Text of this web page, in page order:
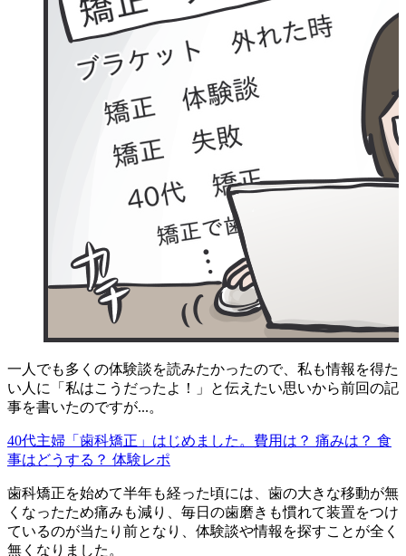
一人でも多くの体験談を読みたかったので、私も情報を得た
い人に「私はこうだったよ！」と伝えたい思いから前回の記
事を書いたのですが...。
40代主婦「歯科矯正」はじめました。費用は？ 痛みは？ 食
事はどうする？ 体験レポ
歯科矯正を始めて半年も経った頃には、歯の大きな移動が無
くなったため痛みも減り、毎日の歯磨きも慣れて装置をつけ
ているのが当たり前となり、体験談や情報を探すことが全く
無くなりました。